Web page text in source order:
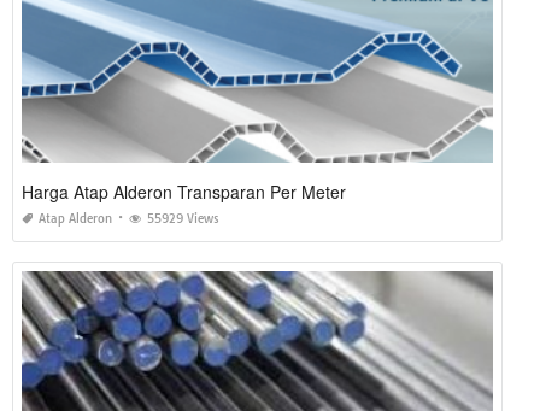
Harga Atap Alderon Transparan Per Meter
Atap Alderon 55929 Views